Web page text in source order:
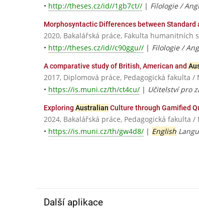
• http://theses.cz/id//1gb7ct// | Filologie /
Morphosyntactic Differences between Standard
2020, Bakalářská práce, Fakulta humanitních
• http://theses.cz/id//c90ggu// | Filologie /
A comparative study of British, American and
2017, Diplomová práce, Pedagogická fakulta
• https://is.muni.cz/th/ct4cu/ | Učitelství pro
Exploring Australian Culture through Gamified
2024, Bakalářská práce, Pedagogická fakulta
• https://is.muni.cz/th/gw4d8/ | English
Další aplikace